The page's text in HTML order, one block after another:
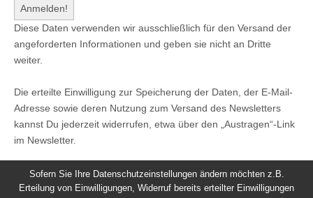
Diese Daten verwenden wir ausschließlich für den Versand der
angeforderten Informationen und geben sie nicht an Dritte
weiter.
Die erteilte Einwilligung zur Speicherung der Daten, der E-Mail-
Adresse sowie deren Nutzung zum Versand des Newsletters
kannst Du jederzeit widerrufen, etwa über den „Austragen“-Link
im Newsletter.
Sofern Sie Ihre Datenschutzeinstellungen ändern möchten z.B.
Erteilung von Einwilligungen, Widerruf bereits erteilter Einwilligungen